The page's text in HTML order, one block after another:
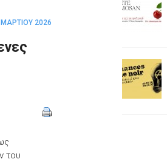
ΜΑΡΤΊΟΥ 2026
του